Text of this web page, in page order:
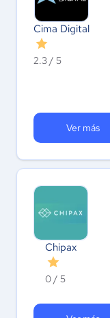
Cima Digital
2.3 / 5
Ver más
Chipax
0 / 5